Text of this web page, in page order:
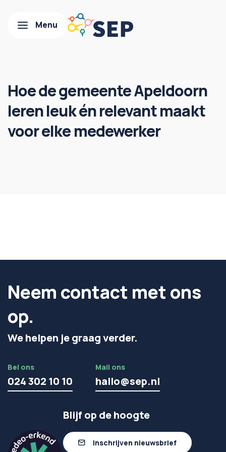
Hoe de gemeente Apeldoorn
leren leuk én relevant maakt
voor elke medewerker
Neem contact met ons
op.
We helpen je graag verder.
Bel ons
024 302 10 10
Mail ons
hallo@sep.nl
Blijf op de hoogte
Inschrijven nieuwsbrief